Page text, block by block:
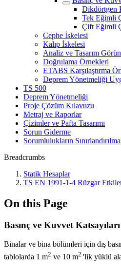
Dikdörtgen
Tek Eğimli
Çift Eğimli
Cephe İskelesi
Kalıp İskelesi
Analiz ve Tasarım
Doğrulama Örnekleri
ETABS Karşılaştırma
Deprem Yönetmeliği
TS 500
Deprem Yönetmeliği
Proje Çözüm Kılavuzu
Metraj ve Raporlar
Çizimler ve Pafta Tasarımı
Sorun Giderme
Sorumlulukların
Breadcrumbs
Statik Hesaplar
TS EN 1991-1-4 Rüzgar
On this Page
Basınç ve Kuvvet Katsayıları
Binalar ve bina bölümleri için dış
tablolarda 1 m2 ve 10 m2 'lik yüklü